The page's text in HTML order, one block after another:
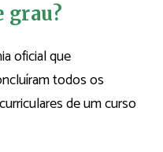
grau?
oficial que
todos os
de um curso